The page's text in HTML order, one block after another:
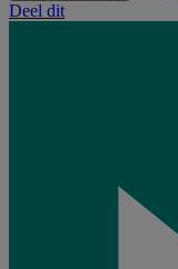
Deel dit